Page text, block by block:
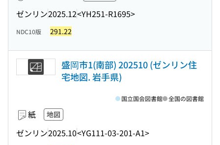
ゼンリン2025.12<YH251-R1695>
NDC10版 291.22
盛岡市1(南部) 202510 (ゼンリン住
宅地図. 岩手県)
紙 地図
ゼンリン2025.10<YG111-03-201-A1>
国立国会図書館 全国の図書館